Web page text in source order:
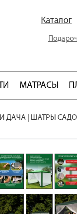
Каталог
МАТРАСЫ
ДАЧА ШАТРЫ